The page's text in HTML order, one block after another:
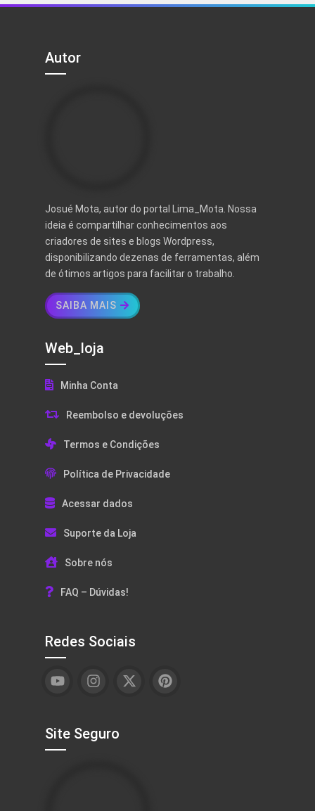
Autor
Josué Mota, autor do portal Lima_Mota. Nossa
ideia é compartilhar conhecimentos aos
criadores de sites e blogs Wordpress,
disponibilizando dezenas de ferramentas, além
de ótimos artigos para facilitar o trabalho.
SAIBA MAIS
Web_loja
Minha Conta
Reembolso e devoluções
Termos e Condições
Política de Privacidade
Acessar dados
Suporte da Loja
Sobre nós
FAQ – Dúvidas!
Redes Sociais
Site Seguro